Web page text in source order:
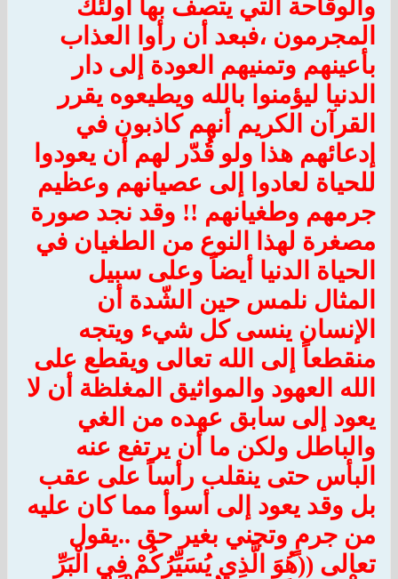
والوقاحة التي يتصف بها أولئك
المجرمون ،فبعد أن رأوا العذاب
بأعينهم وتمنيهم العودة إلى دار
الدنيا ليؤمنوا بالله ويطيعوه يقرر
القرآن الكريم أنهم كاذبون في
إدعائهم هذا ولو قُدّر لهم أن يعودوا
للحياة لعادوا إلى عصيانهم وعظيم
جرمهم وطغيانهم !! وقد نجد صورة
مصغرة لهذا النوع من الطغيان في
الحياة الدنيا أيضاً وعلى سبيل
المثال نلمس حين الشّدة أن
الإنسان ينسى كل شيء ويتجه
منقطعاً إلى الله تعالى ويقطع على
الله العهود والمواثيق المغلظة أن لا
يعود إلى سابق عهده من الغي
والباطل ولكن ما أن يرتفع عنه
البأس حتى ينقلب رأساً على عقب
بل وقد يعود إلى أسوأ مما كان عليه
من جرمٍ وتجني بغير حق ..يقول
تعالى ((هُوَ الَّذِي يُسَيِّرُكُمْ فِي الْبَرِّ